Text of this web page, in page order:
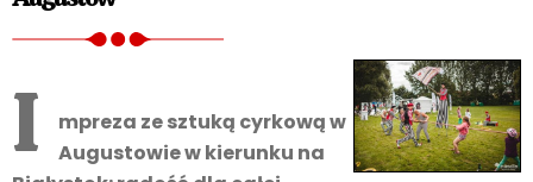
I
mpreza ze sztuką cyrkową w
Augustowie w kierunku na